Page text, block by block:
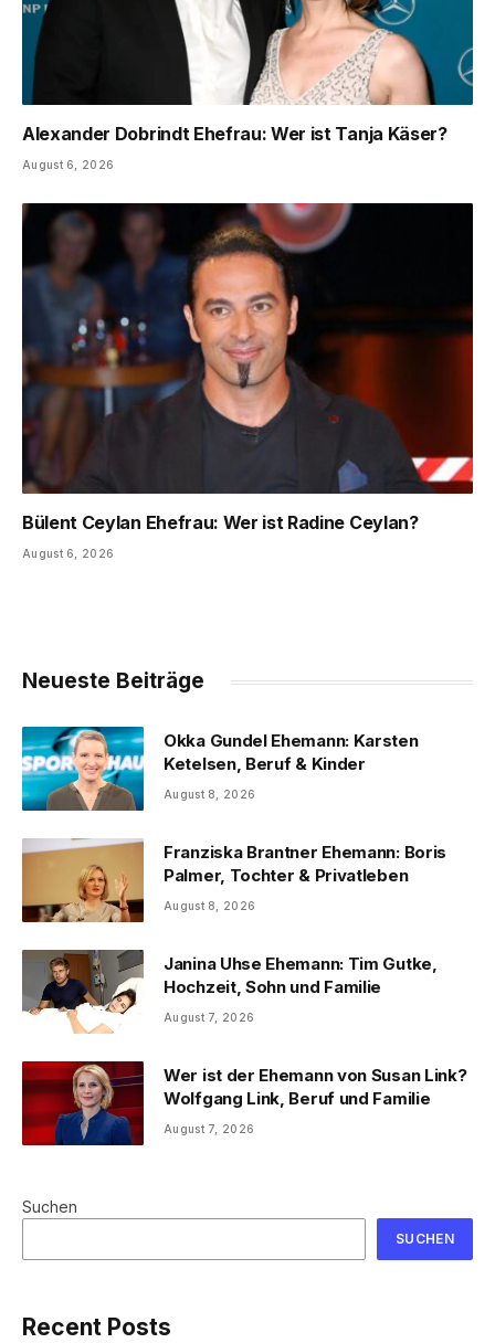
Alexander Dobrindt Ehefrau: Wer ist Tanja Käser?
August 6, 2026
Bülent Ceylan Ehefrau: Wer ist Radine Ceylan?
August 6, 2026
Neueste Beiträge
Okka Gundel Ehemann: Karsten
Ketelsen, Beruf & Kinder
August 8, 2026
Franziska Brantner Ehemann: Boris
Palmer, Tochter & Privatleben
August 8, 2026
Janina Uhse Ehemann: Tim Gutke,
Hochzeit, Sohn und Familie
August 7, 2026
Wer ist der Ehemann von Susan Link?
Wolfgang Link, Beruf und Familie
August 7, 2026
Suchen
SUCHEN
Recent Posts